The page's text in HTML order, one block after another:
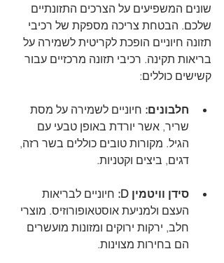
שונים המשפיעים על הצרכים התזונתיים
שלכם. הבטחת צריכה מספקת של רכיבי
תזונה חיוניים הופכת לקריטית לשמירה על
בריאות תקינה. רכיבי תזונה מרכזיים עבור
קשישים כוללים:
חלבונים: חיוניים לשמירה על מסת
שריר, אשר יורדת באופן טבעי עם
הגיל. מקורות טובים כוללים בשר רזה,
דגים, ביצים וקטניות.
סידן וויטמין D:
חיוניים לבריאות
העצם ולמניעת אוסטאופורוזיס. מוצרי
חלב, ירקות ירוקים ומזונות מועשרים
הם בחירות מצוינות.